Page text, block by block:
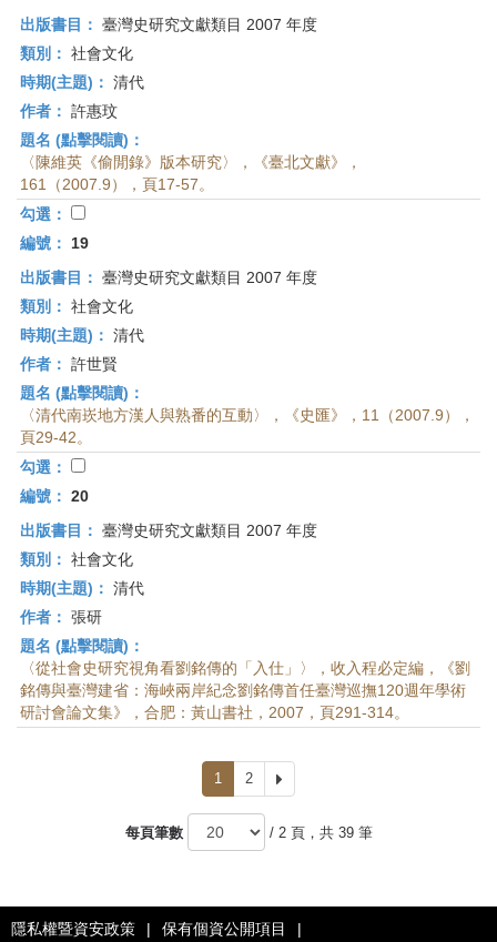
出版書目： 臺灣史研究文獻類目 2007 年度
類別： 社會文化
時期(主題)： 清代
作者： 許惠玟
題名 (點擊閱讀)：
〈陳維英《偷閒錄》版本研究〉，《臺北文獻》，
161（2007.9），頁17-57。
勾選：
編號：
19
出版書目： 臺灣史研究文獻類目 2007 年度
類別： 社會文化
時期(主題)： 清代
作者： 許世賢
題名 (點擊閱讀)：
〈清代南崁地方漢人與熟番的互動〉，《史匯》，11（2007.9），
頁29-42。
勾選：
編號： 20
出版書目： 臺灣史研究文獻類目 2007 年度
類別： 社會文化
時期(主題)： 清代
作者： 張研
題名 (點擊閱讀)：
〈從社會史研究視角看劉銘傳的「入仕」〉，收入程必定編，《劉
銘傳與臺灣建省：海峽兩岸紀念劉銘傳首任臺灣巡撫120週年學術
研討會論文集》，合肥：黃山書社，2007，頁291-314。
1 2
一
每頁筆數
/ 2 頁，共 39 筆
隱私權暨資安政策 | 保有個資公開項目 |